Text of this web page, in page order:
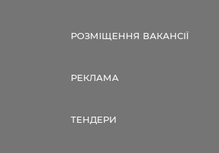
РОЗМІЩЕННЯ ВАКАНСІЇ
РЕКЛАМА
ТЕНДЕРИ